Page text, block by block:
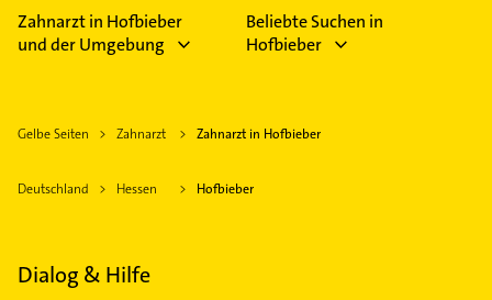
Zahnarzt in Hofbieber
und der Umgebung
Beliebte Suchen in
Hofbieber
Gelbe Seiten Zahnarzt Zahnarzt in Hofbieber
Deutschland Hessen Hofbieber
Dialog & Hilfe